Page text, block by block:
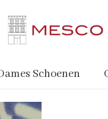
Schoenen